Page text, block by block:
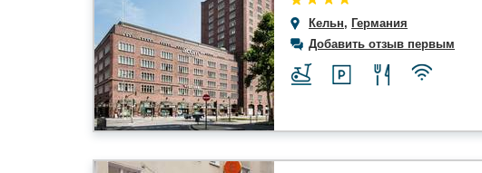
Кельн, Германия
Добавить отзыв первым